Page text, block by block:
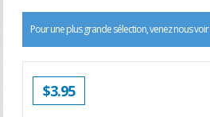
Pour une plus grande sélection, venez nous voir
$3.95